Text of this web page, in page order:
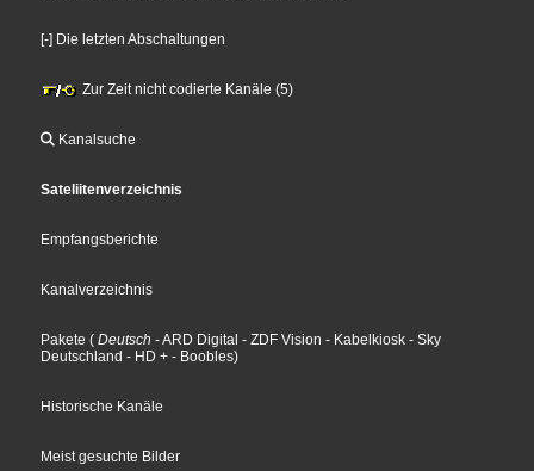
[-] Die letzten Abschaltungen
Zur Zeit nicht codierte Kanäle (5)
Kanalsuche
Sateliitenverzeichnis
Empfangsberichte
Kanalverzeichnis
Pakete ( Deutsch - ARD Digital - ZDF Vision - Kabelkiosk - Sky
Deutschland - HD + - Boobles)
Historische Kanäle
Meist gesuchte Bilder